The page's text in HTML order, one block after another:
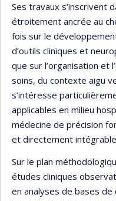
Ses travaux s’inscrivent
étroitement ancrée au
fois sur le
d’outils cliniques et
que sur l’organisation et
soins, du contexte aigu
s’intéresse
applicables en milieu
médecine de précision
et directement
Sur le plan
études cliniques
en analyses de bases